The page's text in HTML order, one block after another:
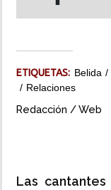
ETIQUETAS: Belida
Relaciones
Redacción / Web
Las cantantes